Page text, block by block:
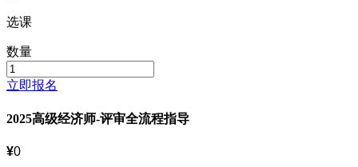
选课
数量
立即报名
2025高级经济师-评审全流程指导
¥0